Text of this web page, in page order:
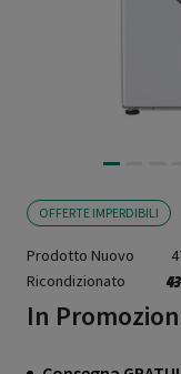
OFFERTE IMPERDIBILI
Prodotto Nuovo
Ricondizionato
In